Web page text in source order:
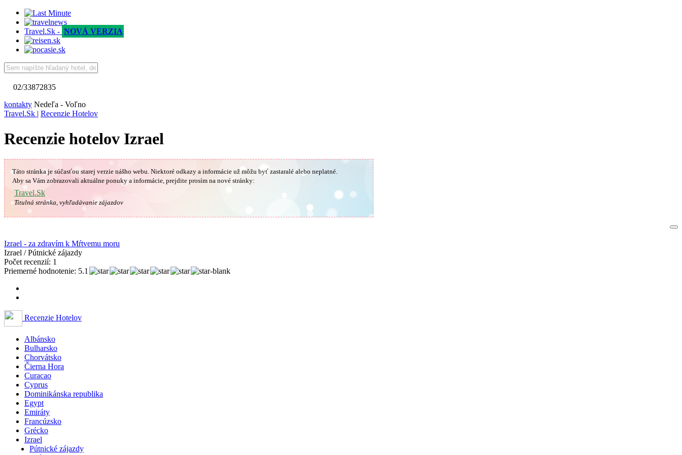
Travel.Sk - NOVÁ VERZIA
02/33872835
kontakty Nedeľa - Voľno
Travel.Sk | Recenzie Hotelov
Recenzie hotelov Izrael
Táto stránka je súčasťou starej verzie nášho webu. Niektoré odkazy a informácie už môžu byť zastaralé alebo neplatné.
Aby sa Vám zobrazovali aktuálne ponuky a informácie, prejdite prosím na nové stránky:
Travel.Sk
Titulná stránka, vyhľadávanie zájazdov
Izrael - za zdravím k Mŕtvemu moru
Izrael / Pútnické zájazdy
Počet recenzií: 1
Priemerné hodnotenie: 5.1
Recenzie Hotelov
Albánsko
Bulharsko
Chorvátsko
Čierna Hora
Curacao
Cyprus
Dominikánska republika
Egypt
Emiráty
Francúzsko
Grécko
Izrael
Pútnické zájazdy